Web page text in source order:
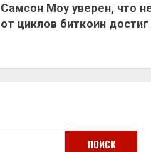
Самсон Моу уверен, что
от циклов биткоин
ПОИСК